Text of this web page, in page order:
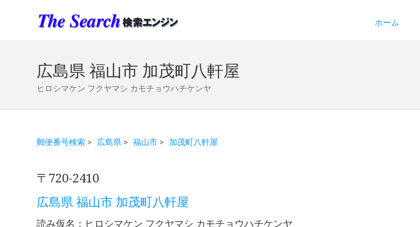
ホーム
広島県 福山市 加茂町八軒屋
ヒロシマケン フクヤマシ カモチョウハチケンヤ
郵便番号検索 > 広島県 > 福山市 > 加茂町八軒屋
〒720-2410
広島県 福山市 加茂町八軒屋
読み仮名：ヒロシマケン フクヤマシ カモチョウハチケンヤ